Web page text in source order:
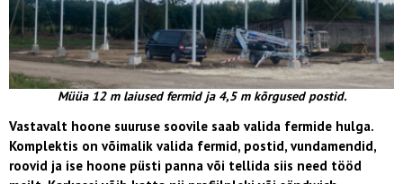
Müüa 12 m laiused fermid ja 4,5 m kõrgused postid.
Vastavalt hoone suuruse soovile saab valida fermide hulga.
Komplektis on võimalik valida fermid, postid, vundamendid,
roovid ja ise hoone püsti panna või tellida siis need tööd